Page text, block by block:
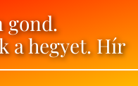
gond.
a hegyet. Hír